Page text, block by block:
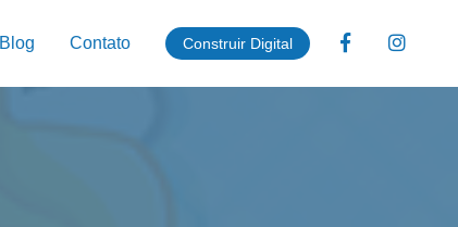
Blog Contato Construir Digital